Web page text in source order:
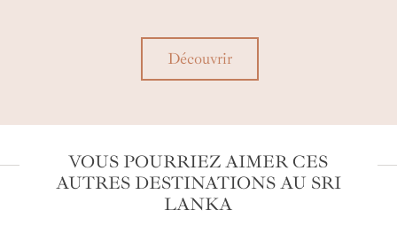
Découvrir
VOUS POURRIEZ AIMER CES
AUTRES DESTINATIONS AU SRI
LANKA